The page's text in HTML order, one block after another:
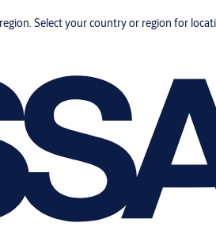
Select your country or region for